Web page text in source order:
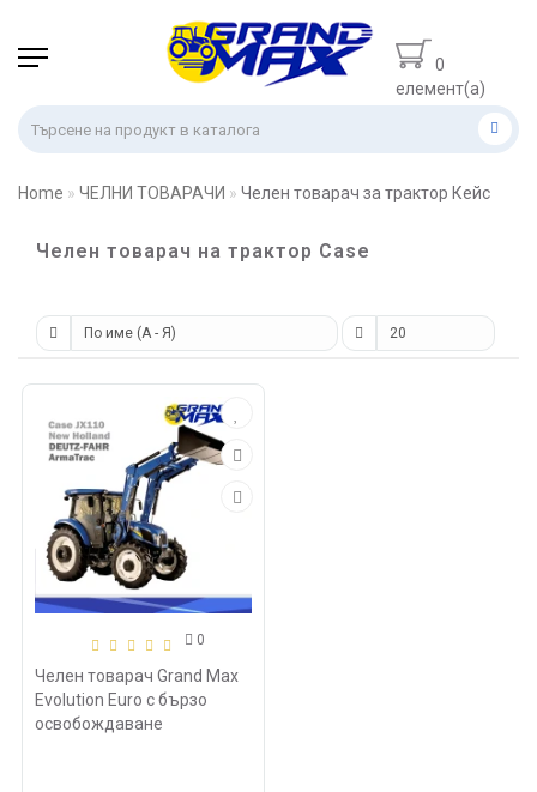
0
елемент(а)
Home ЧЕЛНИ ТОВАРАЧИ Челен товарач за трактор Кейс
Челен товарач на трактор Case
0
Челен товарач Grand Max
Evolution Euro с бързо
освобождаване